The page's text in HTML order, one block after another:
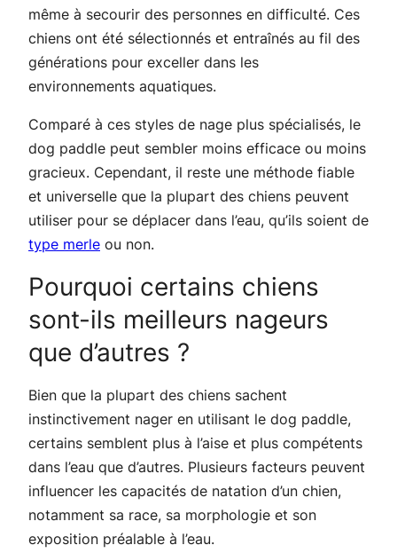
même à secourir des personnes en difficulté. Ces
chiens ont été sélectionnés et entraînés au fil des
générations pour exceller dans les
environnements aquatiques.
Comparé à ces styles de nage plus spécialisés, le
dog paddle peut sembler moins efficace ou moins
gracieux. Cependant, il reste une méthode fiable
et universelle que la plupart des chiens peuvent
utiliser pour se déplacer dans l’eau, qu’ils soient de
type merle ou non.
Pourquoi certains chiens
sont-ils meilleurs nageurs
que d’autres ?
Bien que la plupart des chiens sachent
instinctivement nager en utilisant le dog paddle,
certains semblent plus à l’aise et plus compétents
dans l’eau que d’autres. Plusieurs facteurs peuvent
influencer les capacités de natation d’un chien,
notamment sa race, sa morphologie et son
exposition préalable à l’eau.